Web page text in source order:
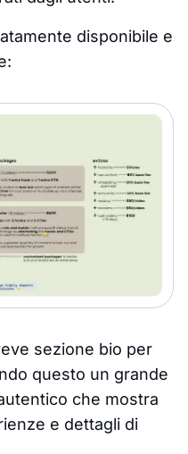
disponibile e
sezione bio per
questo un grande
che mostra
e dettagli di